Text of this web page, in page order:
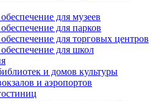
для музеев
для парков
для торговых центров
для школ
и домов культуры
и аэропортов